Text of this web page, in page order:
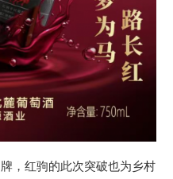
，红驹的此次突破也为乡村